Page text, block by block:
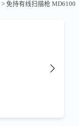
> 免持有线扫描枪 MD6100